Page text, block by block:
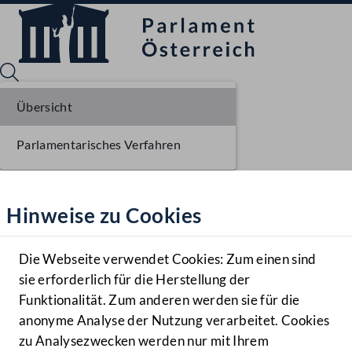
Hilfe
Benutzer
Navigationsmenü öffnen
MENÜ
Hinweise zu Cookies
Die Webseite verwendet Cookies: Zum einen sind
sie erforderlich für die Herstellung der
Funktionalität. Zum anderen werden sie für die
anonyme Analyse der Nutzung verarbeitet. Cookies
zu Analysezwecken werden nur mit Ihrem
Übersicht
Parlamentarisches Verfahren